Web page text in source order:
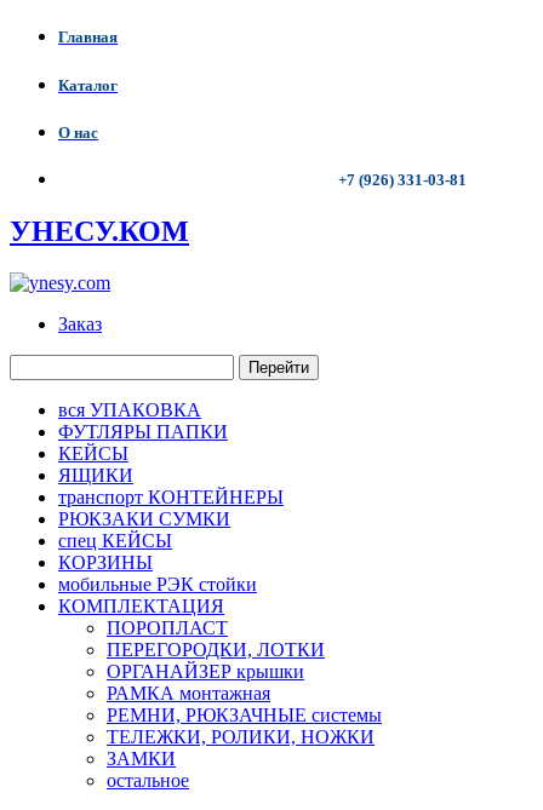
Главная
Каталог
О нас
+7 (926) 331-03-81
УНЕСУ.КОМ
Заказ
Перейти
вся УПАКОВКА
ФУТЛЯРЫ ПАПКИ
КЕЙСЫ
ЯЩИКИ
транспорт КОНТЕЙНЕРЫ
РЮКЗАКИ СУМКИ
спец КЕЙСЫ
КОРЗИНЫ
мобильные РЭК стойки
КОМПЛЕКТАЦИЯ
ПОРОПЛАСТ
ПЕРЕГОРОДКИ, ЛОТКИ
ОРГАНАЙЗЕР крышки
РАМКА монтажная
РЕМНИ, РЮКЗАЧНЫЕ системы
ТЕЛЕЖКИ, РОЛИКИ, НОЖКИ
ЗАМКИ
остальное